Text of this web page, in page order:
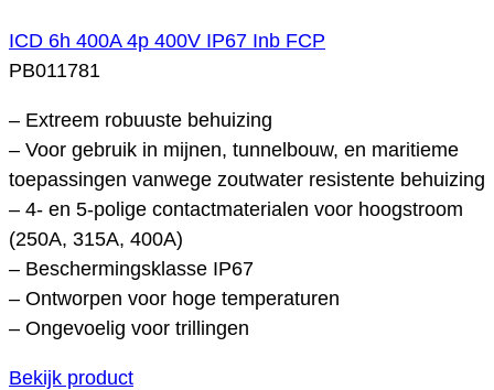
ICD 6h 400A 4p 400V IP67 Inb FCP
PB011781
– Extreem robuuste behuizing
– Voor gebruik in mijnen, tunnelbouw, en maritieme
toepassingen vanwege zoutwater resistente behuizing
– 4- en 5-polige contactmaterialen voor hoogstroom
(250A, 315A, 400A)
– Beschermingsklasse IP67
– Ontworpen voor hoge temperaturen
– Ongevoelig voor trillingen
Bekijk product